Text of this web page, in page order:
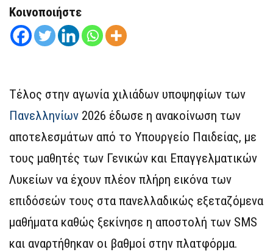
Κοινοποιήστε
Τέλος στην αγωνία χιλιάδων υποψηφίων των
Πανελληνίων 2026 έδωσε η ανακοίνωση των
αποτελεσμάτων από το Υπουργείο Παιδείας, με
τους μαθητές των Γενικών και Επαγγελματικών
Λυκείων να έχουν πλέον πλήρη εικόνα των
επιδόσεών τους στα πανελλαδικώς εξεταζόμενα
μαθήματα καθώς ξεκίνησε η αποστολή των SMS
και αναρτήθηκαν οι βαθμοί στην πλατφόρμα.